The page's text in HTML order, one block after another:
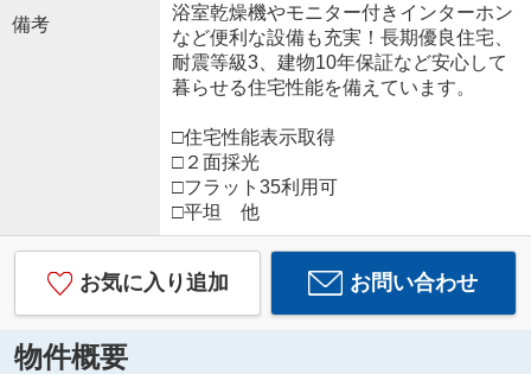
備考
浴室乾燥機やモニター付きインターホン
など便利な設備も充実！長期優良住宅、
耐震等級3、建物10年保証など安心して
暮らせる住宅性能を備えています。
□住宅性能表示取得
□２面採光
□フラット35利用可
□平坦 他
お気に入り追加 お問い合わせ
物件概要